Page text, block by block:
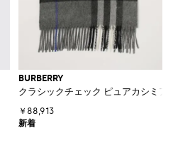
BURBERRY
クラシックチェック ピュアカシミア
￥88,913